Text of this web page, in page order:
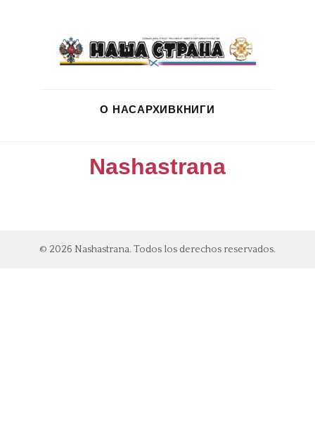
О НАСАРХИВКНИГИ
Nashastrana
© 2026 Nashastrana. Todos los derechos reservados.